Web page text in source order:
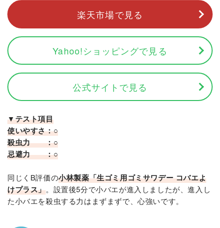
楽天市場で見る
Yahoo!ショッピングで見る
公式サイトで見る
▼テスト項目
使いやすさ：○
殺虫力 ：○
忌避力 ：○
同じくB評価の小林製薬「生ゴミ用ゴミサワデー コバエよ
けプラス」。設置後5分で小バエが進入しましたが、進入し
た小バエを殺虫する力はまずまずで、心強いです。